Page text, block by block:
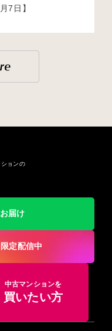
7日】
ョンの
届け
定配信中
中古マンションを
買いたい方